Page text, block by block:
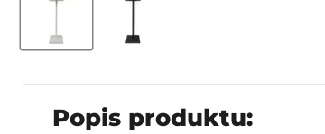
Popis produktu: